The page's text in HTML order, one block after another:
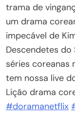
trama de
um drama
impecável de
Descendetes do
séries coreanas
tem nossa live
Lição drama
#doramanetflix